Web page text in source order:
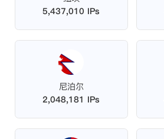
5,437,010 IPs
尼泊尔
2,048,181 IPs